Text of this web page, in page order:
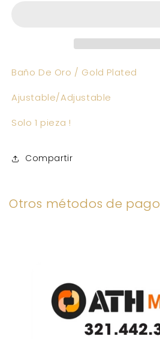
Baño De Oro / Gold Plated
Ajustable/Adjustable
Solo 1 pieza !
Compartir
Otros métodos de pago